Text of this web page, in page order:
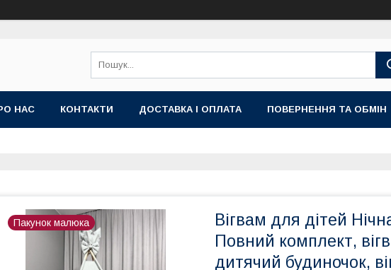
НАС КОНТАКТИ ДОСТАВКА І ОПЛАТА ПОВЕРНЕННЯ ТА ОБМІН
Пакунок малюка
Вігвам для дітей
Повний комплект,
дитячий будиночок,